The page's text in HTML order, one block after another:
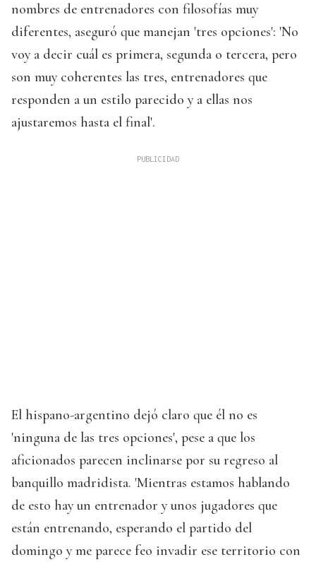
nombres de entrenadores con filosofías muy
diferentes, aseguró que manejan 'tres opciones': 'No
voy a decir cuál es primera, segunda o tercera, pero
son muy coherentes las tres, entrenadores que
responden a un estilo parecido y a ellas nos
ajustaremos hasta el final'.
El hispano-argentino dejó claro que él no es
'ninguna de las tres opciones', pese a que los
aficionados parecen inclinarse por su regreso al
banquillo madridista. 'Mientras estamos hablando
de esto hay un entrenador y unos jugadores que
están entrenando, esperando el partido del
domingo y me parece feo invadir ese territorio con